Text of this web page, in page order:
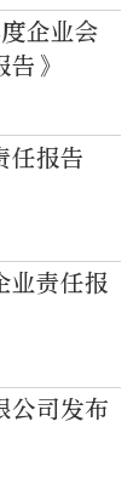
企业会
》
任报告
业责任报
公司发布